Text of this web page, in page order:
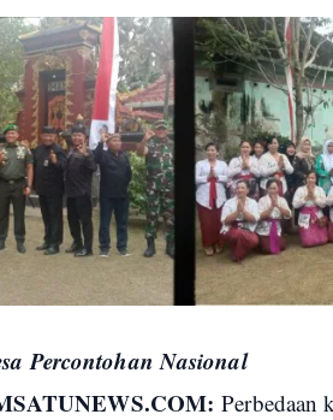
Percontohan Nasional
Perbedaan